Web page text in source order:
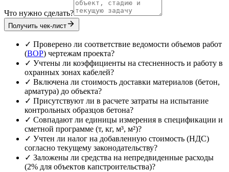
Что нужно сделать?
Получить чек-лист
✓ Проверено ли соответствие ведомости объемов работ
(ВОР) чертежам проекта?
✓ Учтены ли коэффициенты на стесненность и работу в
охранных зонах кабелей?
✓ Включена ли стоимость доставки материалов (бетон,
арматура) до объекта?
✓ Присутствуют ли в расчете затраты на испытание
контрольных образцов бетона?
✓ Совпадают ли единицы измерения в спецификации и
сметной программе (т, кг, м³, м²)?
✓ Учтен ли налог на добавленную стоимость (НДС)
согласно текущему законодательству?
✓ Заложены ли средства на непредвиденные расходы
(2% для объектов капстроительства)?